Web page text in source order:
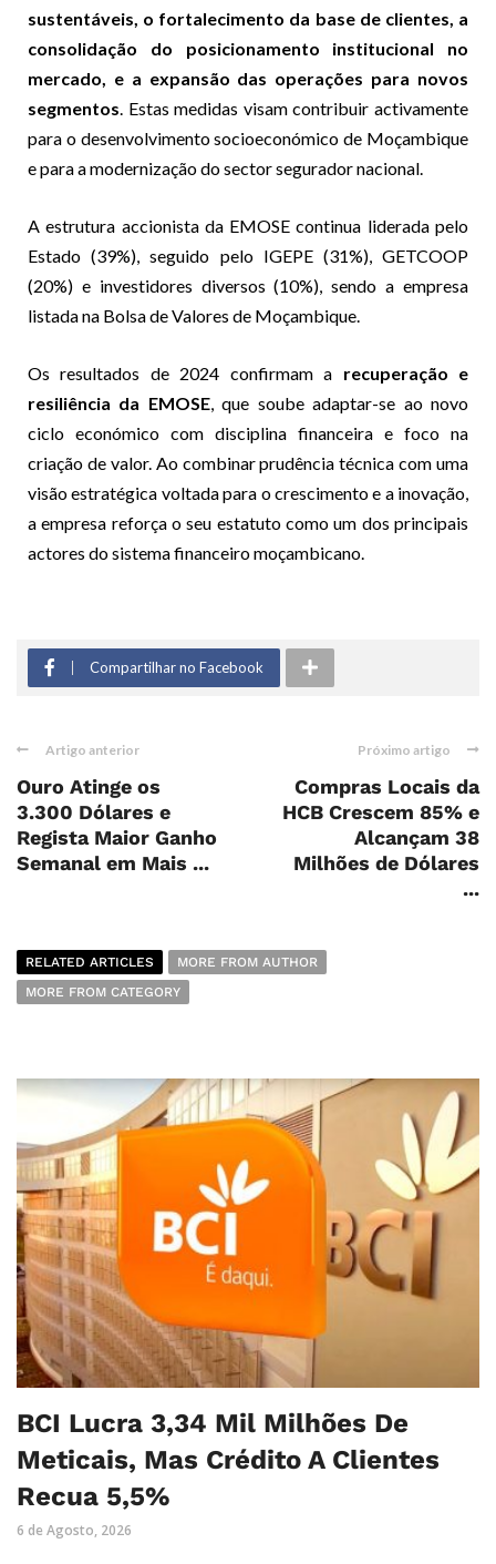
sustentáveis, o fortalecimento da base de clientes, a
consolidação do posicionamento institucional no
mercado, e a expansão das operações para novos
segmentos. Estas medidas visam contribuir activamente
para o desenvolvimento socioeconómico de Moçambique
e para a modernização do sector segurador nacional.
A estrutura accionista da EMOSE continua liderada pelo
Estado (39%), seguido pelo IGEPE (31%), GETCOOP
(20%) e investidores diversos (10%), sendo a empresa
listada na Bolsa de Valores de Moçambique.
Os resultados de 2024 confirmam a recuperação e
resiliência da EMOSE, que soube adaptar-se ao novo
ciclo económico com disciplina financeira e foco na
criação de valor. Ao combinar prudência técnica com uma
visão estratégica voltada para o crescimento e a inovação,
a empresa reforça o seu estatuto como um dos principais
actores do sistema financeiro moçambicano.
Compartilhar no Facebook
Artigo anterior
Ouro Atinge os
3.300 Dólares e
Regista Maior Ganho
Semanal em Mais ...
Próximo artigo
Compras Locais da
HCB Crescem 85% e
Alcançam 38
Milhões de Dólares
...
RELATED ARTICLES
MORE FROM AUTHOR
MORE FROM CATEGORY
BCI Lucra 3,34 Mil Milhões De
Meticais, Mas Crédito A Clientes
Recua 5,5%
6 de Agosto, 2026